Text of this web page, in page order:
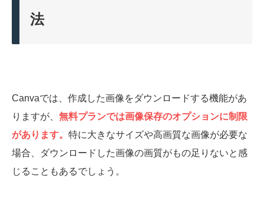
法
Canvaでは、作成した画像をダウンロードする機能があ
りますが、 無料プランでは画像保存のオプションに制限
があります。 特に大きなサイズや高画質な画像が必要な
場合、ダウンロードした画像の画質がもの足りないと感
じることもあるでしょう。